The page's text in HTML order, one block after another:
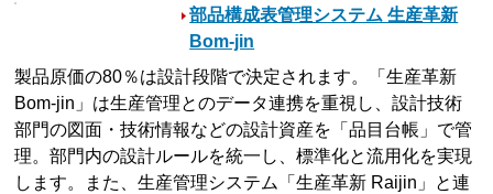
部品構成表管理システム 生産革新
Bom-jin
製品原価の80％は設計段階で決定されます。「生産革新
Bom-jin」は生産管理とのデータ連携を重視し、設計技術
部門の図面・技術情報などの設計資産を「品目台帳」で管
理。部門内の設計ルールを統一し、標準化と流用化を実現
します。また、生産管理システム「生産革新 Raijin」と連